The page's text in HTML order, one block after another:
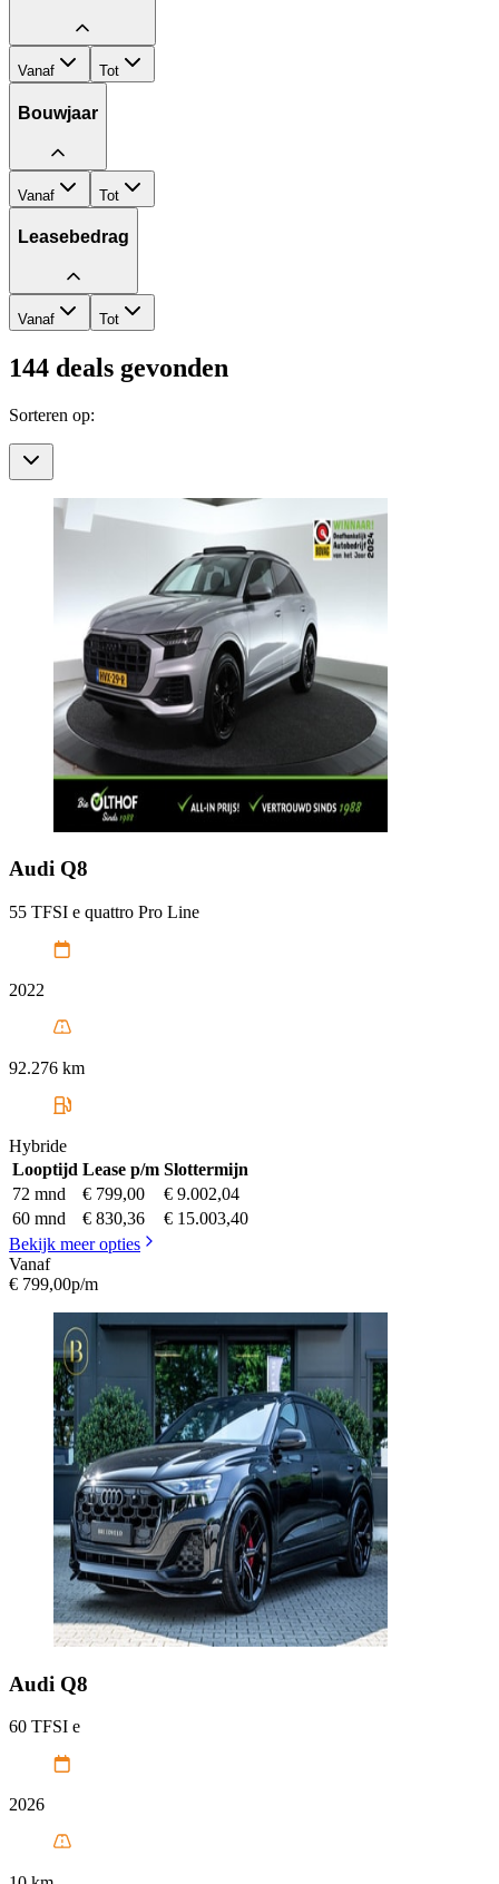
Vanaf Tot
Bouwjaar
Vanaf Tot
Leasebedrag
Vanaf Tot
144 deals gevonden
Sorteren op:
Audi Q8
55 TFSI e quattro Pro Line
2022
92.276 km
Hybride
Looptijd Lease p/m Slottermijn
72 mnd
€ 799,00
€ 9.002,04
60 mnd
€ 830,36
€ 15.003,40
Bekijk meer opties
Vanaf
€ 799,00p/m
Audi Q8
60 TFSI e
2026